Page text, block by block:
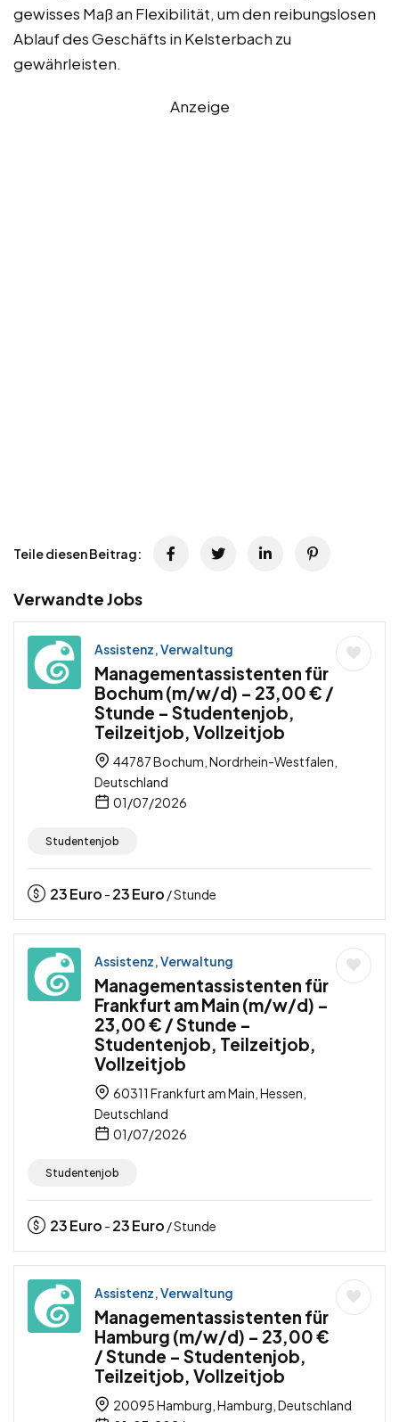
gewisses Maß an Flexibilität, um den reibungslosen
Ablauf des Geschäfts in Kelsterbach zu
gewährleisten.
Anzeige
Teile diesen Beitrag:
Verwandte Jobs
Assistenz, Verwaltung
Managementassistenten für
Bochum (m/w/d) – 23,00 € /
Stunde – Studentenjob,
Teilzeitjob, Vollzeitjob
44787 Bochum, Nordrhein-Westfalen,
Deutschland
01/07/2026
Studentenjob
23Euro - 23Euro / Stunde
Assistenz, Verwaltung
Managementassistenten für
Frankfurt am Main (m/w/d) –
23,00 € / Stunde –
Studentenjob, Teilzeitjob,
Vollzeitjob
60311 Frankfurt am Main, Hessen,
Deutschland
01/07/2026
Studentenjob
23Euro - 23Euro / Stunde
Assistenz, Verwaltung
Managementassistenten für
Hamburg (m/w/d) – 23,00 €
/ Stunde – Studentenjob,
Teilzeitjob, Vollzeitjob
20095 Hamburg, Hamburg, Deutschland